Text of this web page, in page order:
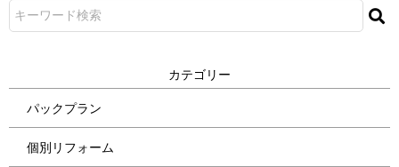
カ テ ゴ リ ー
パックプラン
個別リフォーム